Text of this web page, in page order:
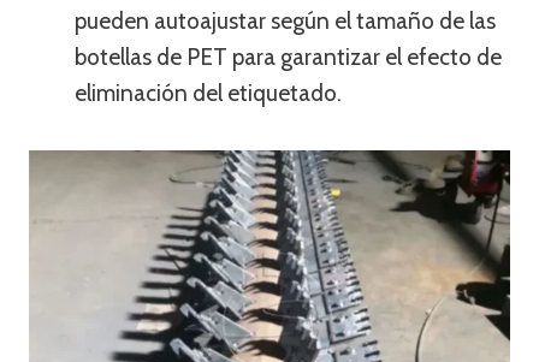
pueden autoajustar según el tamaño de las
botellas de PET para garantizar el efecto de
eliminación del etiquetado.